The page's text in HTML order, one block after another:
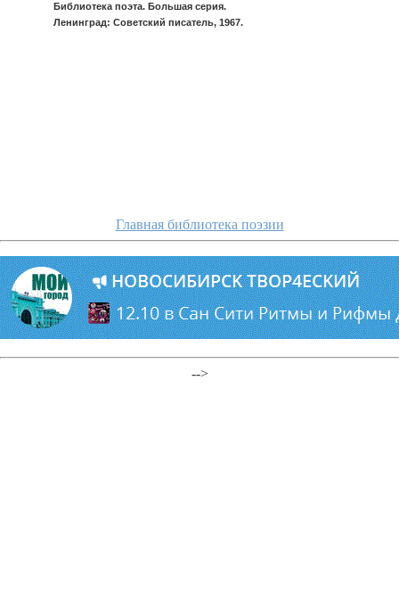
Библиотека поэта. Большая серия.
Ленинград: Советский писатель, 1967.
Главная библиотека поэзии
-->